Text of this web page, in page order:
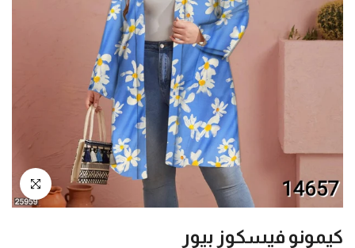
انقر للتكبير
كيمونو فيسكوز بيور